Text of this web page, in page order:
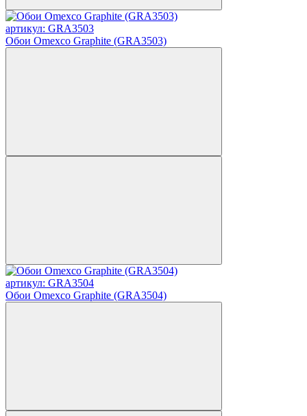
артикул: GRA3503
Обои Omexco Graphite (GRA3503)
артикул: GRA3504
Обои Omexco Graphite (GRA3504)